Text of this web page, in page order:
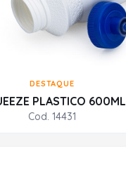
DESTAQUE
PLASTICO 600ML
Cod. 14431